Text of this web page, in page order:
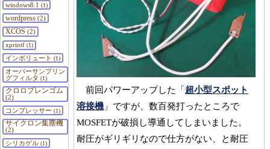
windows8.1 (1)
wordpress (2)
XCOS (2)
xprintf(1)
インボリュート (1)
オーバーサンプリン
グフィルタ (1)
クロロプレンゴム
(2)
コンプレッサー (1)
サイクロン集塵機
(2)
シリカゲル(1)
前回パワーアップした「超小型スポット
溶接機」ですが、数百発打ったところで
MOSFETが破損し導通してしまいました。
耐圧がギリギリなので仕方がない、と耐圧